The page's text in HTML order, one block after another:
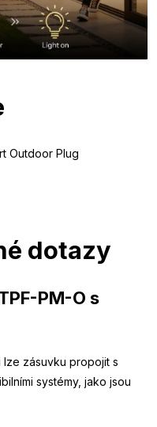
Outdoor Plug
dotazy
PM-O s
zásuvku propojit s
systémy, jako jsou